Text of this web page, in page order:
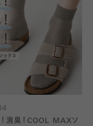
消臭！COOL MAXソ